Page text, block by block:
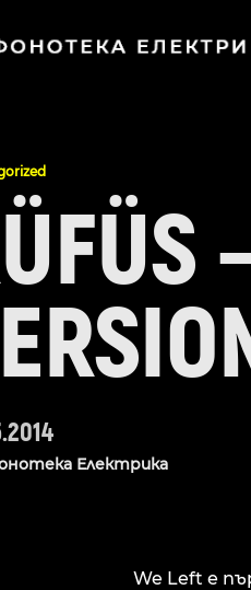
Електрика
We Left е